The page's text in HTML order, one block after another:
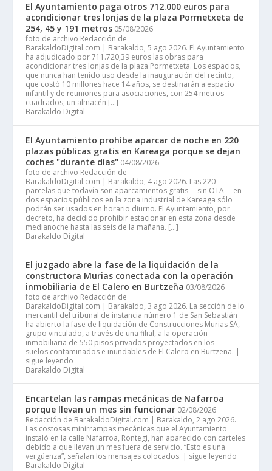
El Ayuntamiento paga otros 712.000 euros para
acondicionar tres lonjas de la plaza Pormetxeta de
254, 45 y 191 metros 05/08/2026
foto de archivo Redacción de
BarakaldoDigital.com | Barakaldo, 5 ago 2026. El Ayuntamiento
ha adjudicado por 711.720,39 euros las obras para
acondicionar tres lonjas de la plaza Pormetxeta. Los espacios,
que nunca han tenido uso desde la inauguración del recinto,
que costó 10 millones hace 14 años, se destinarán a espacio
infantil y de reuniones para asociaciones, con 254 metros
cuadrados; un almacén […]
Barakaldo Digital
El Ayuntamiento prohíbe aparcar de noche en 220
plazas públicas gratis en Kareaga porque se dejan
coches "durante días" 04/08/2026
foto de archivo Redacción de
BarakaldoDigital.com | Barakaldo, 4 ago 2026. Las 220
parcelas que todavía son aparcamientos gratis —sin OTA— en
dos espacios públicos en la zona industrial de Kareaga sólo
podrán ser usados en horario diurno. El Ayuntamiento, por
decreto, ha decidido prohibir estacionar en esta zona desde
medianoche hasta las seis de la mañana. […]
Barakaldo Digital
El juzgado abre la fase de la liquidación de la
constructora Murias conectada con la operación
inmobiliaria de El Calero en Burtzeña 03/08/2026
foto de archivo Redacción de
BarakaldoDigital.com | Barakaldo, 3 ago 2026. La sección de lo
mercantil del tribunal de instancia número 1 de San Sebastián
ha abierto la fase de liquidación de Construcciones Murias SA,
grupo vinculado, a través de una filial, a la operación
inmobiliaria de 550 pisos privados proyectados en los
suelos contaminados e inundables de El Calero en Burtzeña. |
sigue leyendo
Barakaldo Digital
Encartelan las rampas mecánicas de Nafarroa
porque llevan un mes sin funcionar 02/08/2026
Redacción de BarakaldoDigital.com | Barakaldo, 2 ago 2026.
Las costosas minirrampas mecánicas que el Ayuntamiento
instaló en la calle Nafarroa, Rontegi, han aparecido con carteles
debido a que llevan un mes fuera de servicio. “Esto es una
vergüenza”, señalan los mensajes colocados. | sigue leyendo
Barakaldo Digital